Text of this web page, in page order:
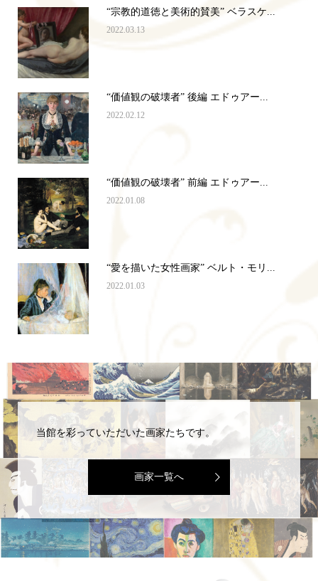
“宗教的道徳と美術的賛美” ベラスケ...
2022.03.13
“価値観の破壊者” 後編 エドゥアー...
2022.02.12
“価値観の破壊者” 前編 エドゥアー...
2022.01.08
“愛を描いた女性画家” ベルト・モリ...
2022.01.03
当館を彩っていただいた画家たちです。
画家一覧へ